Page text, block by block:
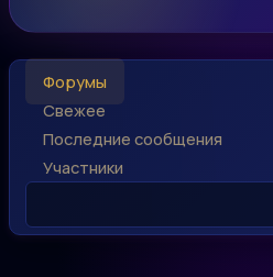
Форумы
Свежее
Последние сообщения
Участники